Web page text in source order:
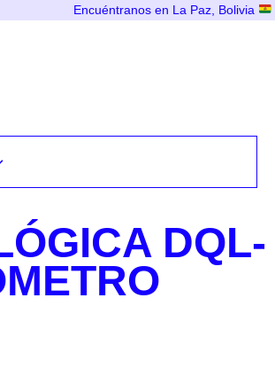
Encuéntranos en La Paz, Bolivia
DQL-